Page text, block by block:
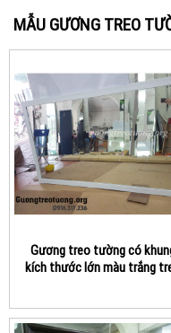
MẪU GƯƠNG TREO
Gương treo tường có
kích thước lớn màu trắng